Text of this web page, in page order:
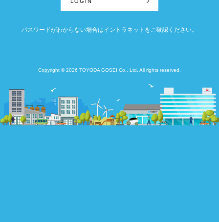
パスワードがわからない場合はイントラネットをご確認ください。
Copyright © 2026 TOYODA GOSEI Co., Ltd. All rights reserved.